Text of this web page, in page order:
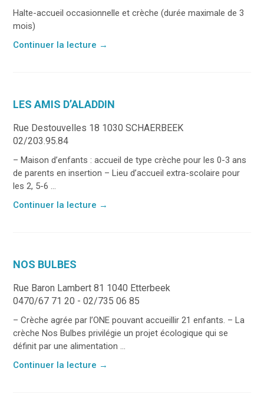
Halte-accueil occasionnelle et crèche (durée maximale de 3
mois)
Continuer la lecture →
LES AMIS D’ALADDIN
Rue Destouvelles 18 1030 SCHAERBEEK
02/203.95.84
– Maison d’enfants : accueil de type crèche pour les 0-3 ans
de parents en insertion – Lieu d’accueil extra-scolaire pour
les 2, 5-6 ...
Continuer la lecture →
NOS BULBES
Rue Baron Lambert 81 1040 Etterbeek
0470/67 71 20 - 02/735 06 85
– Crèche agrée par l’ONE pouvant accueillir 21 enfants. – La
crèche Nos Bulbes privilégie un projet écologique qui se
définit par une alimentation ...
Continuer la lecture →